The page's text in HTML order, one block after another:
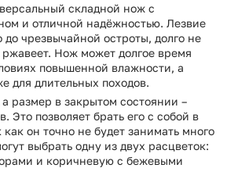
складной нож с
и отличной надёжностью. Лезвие
до чрезвычайной остроты, долго не
Нож может долгое время
повышенной влажности, а
для длительных походов.
размер в закрытом состоянии –
Это позволяет брать его с собой в
он точно не будет занимать много
выбрать одну из двух расцветок:
и коричневую с бежевыми